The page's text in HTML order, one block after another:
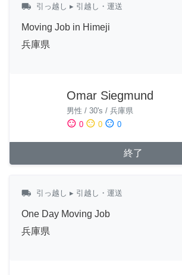
local_shipping 引っ越し ▸ 引越し・運送
Moving Job in Himeji
兵庫県
Omar Siegmund
男性 / 30's / 兵庫県
sentiment_satisfied 0 sentiment_neutral 0 sentiment_dissatisfied 0
終了
local_shipping 引っ越し ▸ 引越し・運送
One Day Moving Job
兵庫県